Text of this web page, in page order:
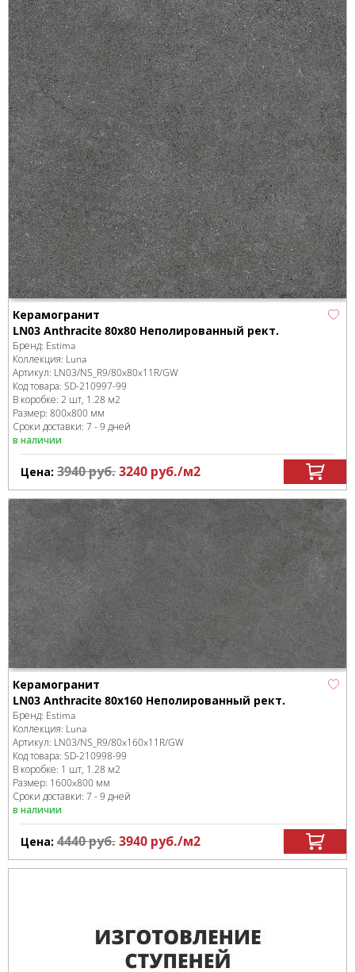
Керамогранит
LN03 Anthracite 80x80 Неполированный рект.
Бренд: Estima
Коллекция: Luna
Артикул: LN03/NS_R9/80x80x11R/GW
Код товара: SD-210997-99
В коробке: 2 шт, 1.28 м2
Размер: 800x800 мм
Сроки доставки: 7 - 9 дней
в наличии
Цена: 3940руб.3240 руб./м2
Керамогранит
LN03 Anthracite 80x160 Неполированный рект.
Бренд: Estima
Коллекция: Luna
Артикул: LN03/NS_R9/80x160x11R/GW
Код товара: SD-210998-99
В коробке: 1 шт, 1.28 м2
Размер: 1600x800 мм
Сроки доставки: 7 - 9 дней
в наличии
Цена: 4440руб.3940 руб./м2